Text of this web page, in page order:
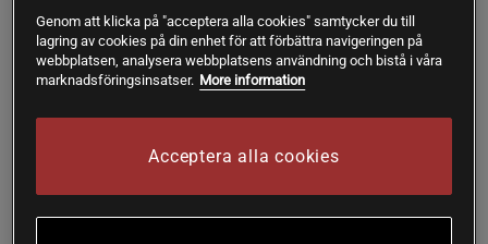
Lägg i varukorgen
Fri frakt över 199 kr Fri retur 14 dagars ångerrätt
Ett tunnt och lätt solskydd speciellt framtaget för ansiktet
Genom att klicka på "acceptera alla cookies" samtycker du till
lagring av cookies på din enhet för att förbättra navigeringen på
webbplatsen, analysera webbplatsens användning och bistå i våra
marknadsföringsinsatser. More information
Acceptera alla cookies